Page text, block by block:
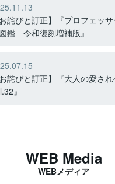
お詫びと訂正】『プロフェッ
鑑 令和復刻増補版』
お詫びと訂正】『大人の愛さ
』
WEB Media
WEBメディア